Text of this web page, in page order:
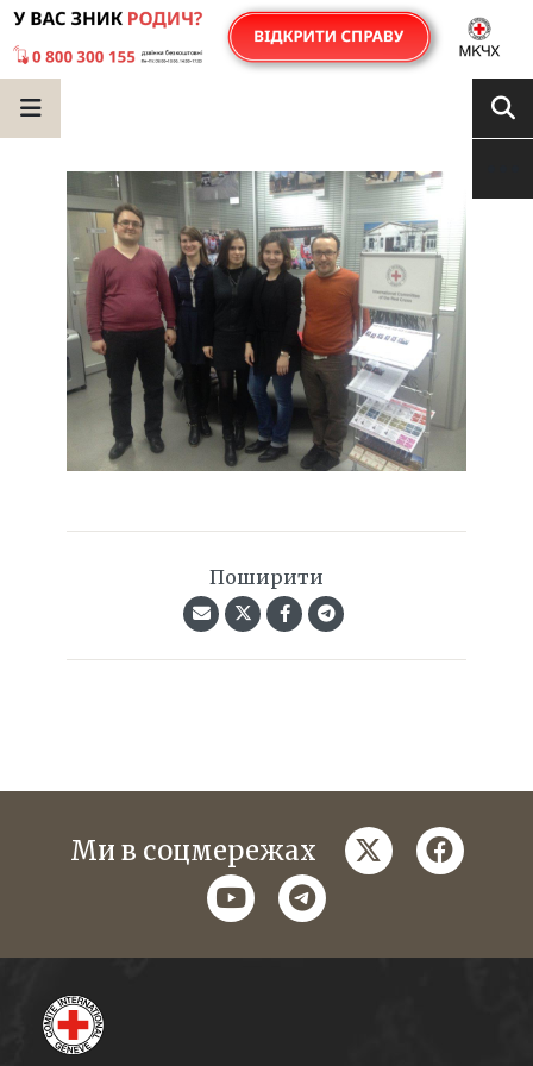
Поширити
Ми в соцмережах twitter
youtubetelegram